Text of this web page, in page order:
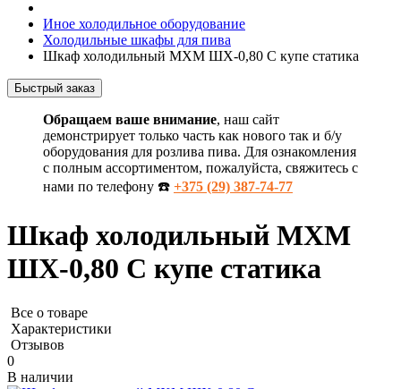
Иное холодильное оборудование
Холодильные шкафы для пива
Шкаф холодильный МХМ ШХ-0,80 С купе статика
Быстрый заказ
Обращаем ваше внимание, наш сайт
демонстрирует только часть как нового так и б/у
оборудования для розлива пива. Для ознакомления
с полным ассортиментом, пожалуйста, свяжитесь с
нами по телефону ☎️ +375 (29) 387-74-77
Шкаф холодильный МХМ
ШХ-0,80 С купе статика
Все о товаре
Характеристики
Отзывов
0
В наличии